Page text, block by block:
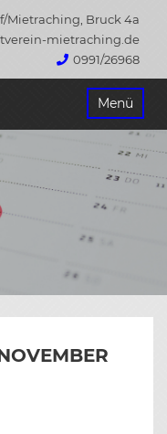
Mietraching, Bruck 4a
mietraching.de
0991/26968
Menü